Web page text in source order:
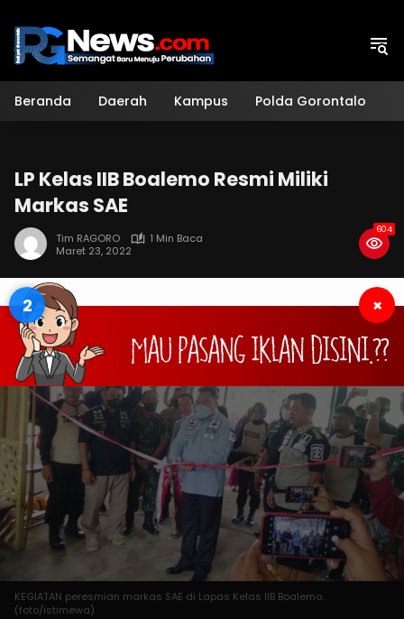
konten
Beranda Daerah Kampus Polda Gorontalo
LP Kelas IIB Boalemo Resmi Miliki
Markas SAE
Tim RAGORO
1 Min Baca
Maret 23, 2022
604
1 ×
KEGIATAN peresmian markas SAE di Lapas Kelas IIB Boalemo.
(foto/istimewa)